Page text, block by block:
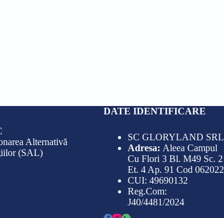
Alternativă
(SAL)
DATE IDENTIFICARE
SC GLORYLAND SRL
Adresa: Aleea Campul
Cu Flori 3 Bl. M49 Sc. 2
Et. 4 Ap. 91 Cod 062022
CUI: 49690132
Reg.Com:
J40/4481/2024